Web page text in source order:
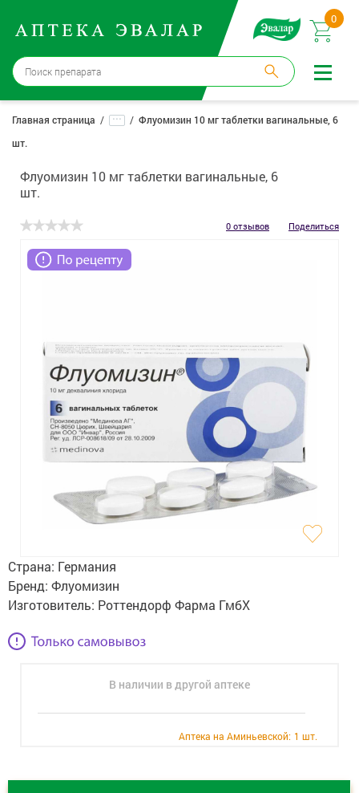
0
Москва→
12 аптек
Доставка и оплата
Способ получения:
не выбран,изменить
Эвалар
Гигиена
Изделия медицинского назначения
Планирование семьи
Мама и малыш
Уход за больными
Витамины и БАД
Вакансии
Главная страница ...
Флуомизин 10 мг таблетки вагинальные, 6
шт.
Флуомизин 10 мг таблетки вагинальные, 6
шт.
0 отзывов Поделиться
Страна: Германия
Бренд: Флуомизин
Изготовитель: Роттендорф Фарма ГмбХ
В наличии в другой аптеке
Аптека на Аминьевской: 1 шт.